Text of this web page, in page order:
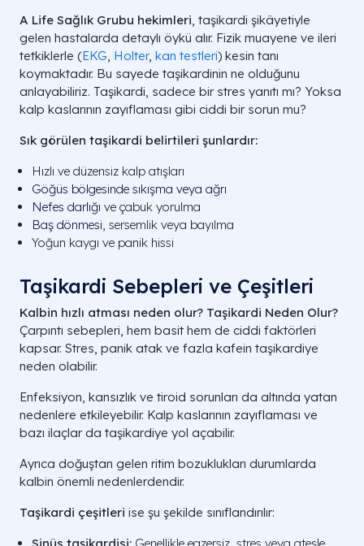
A Life Sağlık Grubu hekimleri, taşikardi şikâyetiyle
gelen hastalarda detaylı öykü alır. Fizik muayene ve ileri
tetkiklerle (EKG, Holter, kan testleri) kesin tanı
koymaktadır. Bu sayede taşikardinin ne olduğunu
anlayabiliriz. Taşikardi, sadece bir stres yanıtı mı? Yoksa
kalp kaslarının zayıflaması gibi ciddi bir sorun mu?
Sık görülen taşikardi belirtileri şunlardır:
Hızlı ve düzensiz kalp atışları
Göğüs bölgesinde sıkışma veya ağrı
Nefes darlığı ve çabuk yorulma
Baş dönmesi, sersemlik veya bayılma
Yoğun kaygı ve panik hissi
Taşikardi Sebepleri ve Çeşitleri
Kalbin hızlı atması neden olur? Taşikardi Neden Olur?
Çarpıntı sebepleri, hem basit hem de ciddi faktörleri
kapsar. Stres, panik atak ve fazla kafein taşikardiye
neden olabilir.
Enfeksiyon, kansızlık ve tiroid sorunları da altında yatan
nedenlere etkileyebilir. Kalp kaslarının zayıflaması ve
bazı ilaçlar da taşikardiye yol açabilir.
Ayrıca doğuştan gelen ritim bozuklukları durumlarda
kalbin önemli nedenlerdendir.
Taşikardi çeşitleri ise şu şekilde sınıflandırılır: